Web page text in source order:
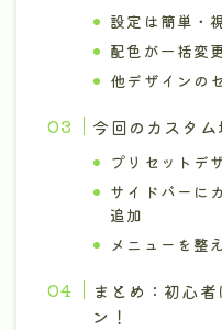
設定は簡単・
配色が一括変
他デザインの
今回のカスタム
プリセットデ
サイドバーに
追加
メニューを整え
まとめ：初心
ン！